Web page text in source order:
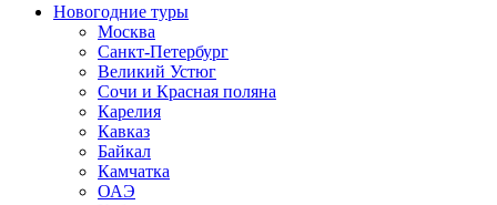
Новогодние туры
Москва
Санкт-Петербург
Великий Устюг
Сочи и Красная поляна
Карелия
Кавказ
Байкал
Камчатка
ОАЭ